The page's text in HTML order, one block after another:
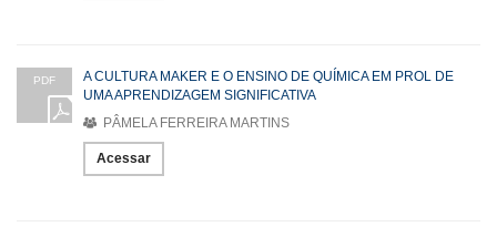
PDF
A CULTURA MAKER E O ENSINO DE QUÍMICA EM PROL DE
UMA APRENDIZAGEM SIGNIFICATIVA
PÂMELA FERREIRA MARTINS
Acessar